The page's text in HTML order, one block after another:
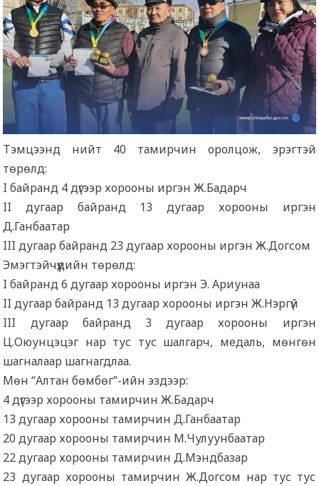
Тэмцээнд нийт 40 тамирчин оролцож, эрэгтэй
төрөлд:
I байранд 4 дүгээр хорооны иргэн Ж.Бадарч
II дугаар байранд 13 дугаар хорооны иргэн
Д.Ганбаатар
III дугаар байранд 23 дугаар хорооны иргэн Ж.Догсом
Эмэгтэйчүүдийн төрөлд:
I байранд 6 дугаар хорооны иргэн Э. Ариунаа
II дугаар байранд 13 дугаар хорооны иргэн Ж.Нэргүй
III дугаар байранд 3 дугаар хорооны иргэн
Ц.Оюунцэцэг нар тус тус шалгарч, медаль, мөнгөн
шагналаар шагнагдлаа.
Мөн “Алтан бөмбөг”-ийн эздээр:
4 дүгээр хорооны тамирчин Ж.Бадарч
13 дугаар хорооны тамирчин Д.Ганбаатар
20 дугаар хорооны тамирчин М.Чулуунбаатар
22 дугаар хорооны тамирчин Д.Мэндбазар
23 дугаар хорооны тамирчин Ж.Догсом нар тус тус